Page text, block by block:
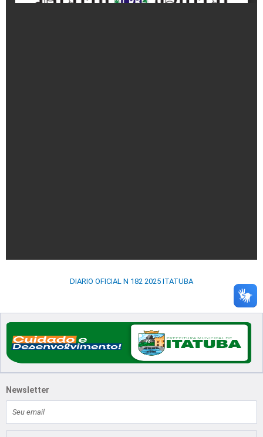
DIARIO OFICIAL N 182 2025 ITATUBA
Newsletter
mail